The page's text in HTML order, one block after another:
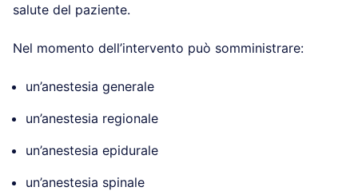
salute del paziente.
Nel momento dell’intervento può somministrare:
un’anestesia generale
un’anestesia regionale
un’anestesia epidurale
un’anestesia spinale